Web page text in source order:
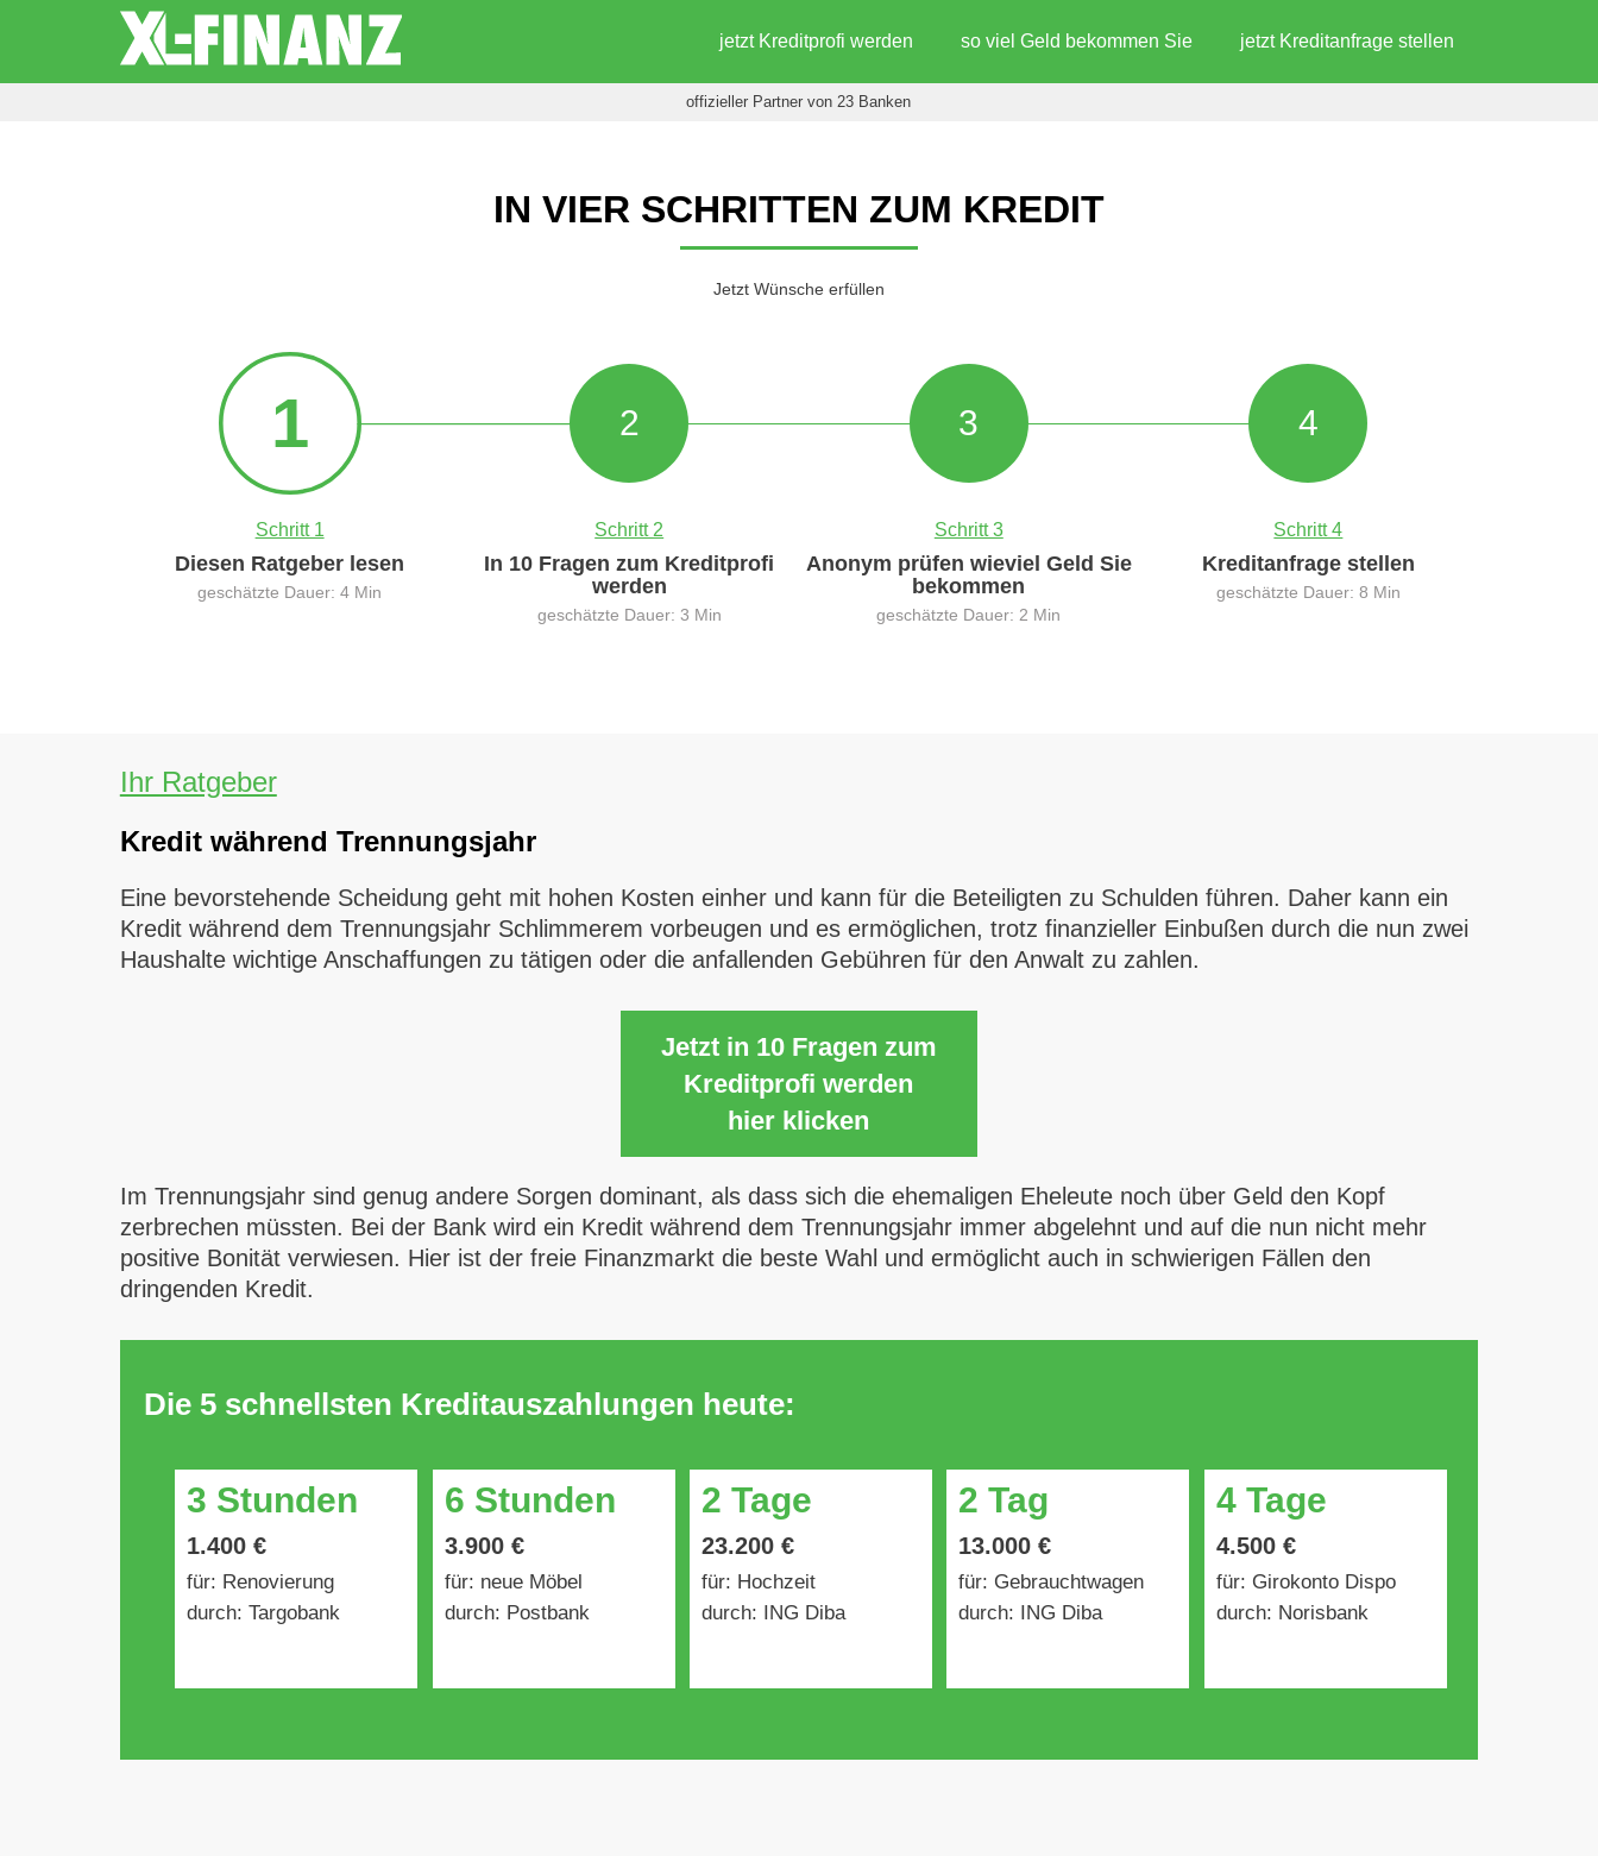
jetzt Kreditprofi werden so viel Geld bekommen Sie jetzt Kreditanfrage stellen
offizieller Partner von 23 Banken
IN VIER SCHRITTEN ZUM KREDIT
Jetzt Wünsche erfüllen
1
Schritt 1
Diesen Ratgeber lesen
geschätzte Dauer: 4 Min
2
Schritt 2
In 10 Fragen zum Kreditprofi
werden
geschätzte Dauer: 3 Min
3
Schritt 3
Anonym prüfen wieviel Geld Sie
bekommen
geschätzte Dauer: 2 Min
4
Schritt 4
Kreditanfrage stellen
geschätzte Dauer: 8 Min
Ihr Ratgeber
Kredit während Trennungsjahr
Eine bevorstehende Scheidung geht mit hohen Kosten einher und kann für die Beteiligten zu Schulden führen. Daher kann ein
Kredit während dem Trennungsjahr Schlimmerem vorbeugen und es ermöglichen, trotz finanzieller Einbußen durch die nun zwei
Haushalte wichtige Anschaffungen zu tätigen oder die anfallenden Gebühren für den Anwalt zu zahlen.
Jetzt in 10 Fragen zum
Kreditprofi werden
hier klicken
Im Trennungsjahr sind genug andere Sorgen dominant, als dass sich die ehemaligen Eheleute noch über Geld den Kopf
zerbrechen müssten. Bei der Bank wird ein Kredit während dem Trennungsjahr immer abgelehnt und auf die nun nicht mehr
positive Bonität verwiesen. Hier ist der freie Finanzmarkt die beste Wahl und ermöglicht auch in schwierigen Fällen den
dringenden Kredit.
Die 5 schnellsten Kreditauszahlungen heute:
3 Stunden
1.400 €
für: Renovierung
durch: Targobank
6 Stunden
3.900 €
für: neue Möbel
durch: Postbank
2 Tage
23.200 €
für: Hochzeit
durch: ING Diba
2 Tag
13.000 €
für: Gebrauchtwagen
durch: ING Diba
4 Tage
4.500 €
für: Girokonto Dispo
durch: Norisbank